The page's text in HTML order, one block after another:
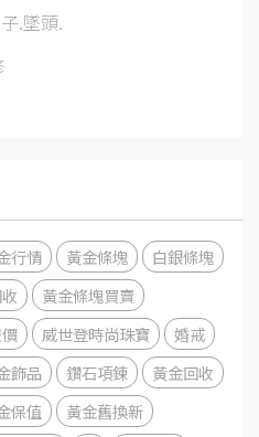
.墜頭.
行情 黃金條塊
白銀條塊
黃金條塊買賣
威世登時尚珠寶
婚戒
飾品 鑽石項鍊
黃金回收
保值
黃金舊換新